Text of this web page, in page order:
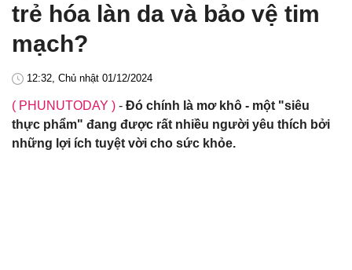
trẻ hóa làn da và bảo vệ tim
mạch?
12:32, Chủ nhật 01/12/2024
( PHUNUTODAY ) - Đó chính là mơ khô - một "siêu
thực phẩm" đang được rất nhiều người yêu thích bởi
những lợi ích tuyệt vời cho sức khỏe.